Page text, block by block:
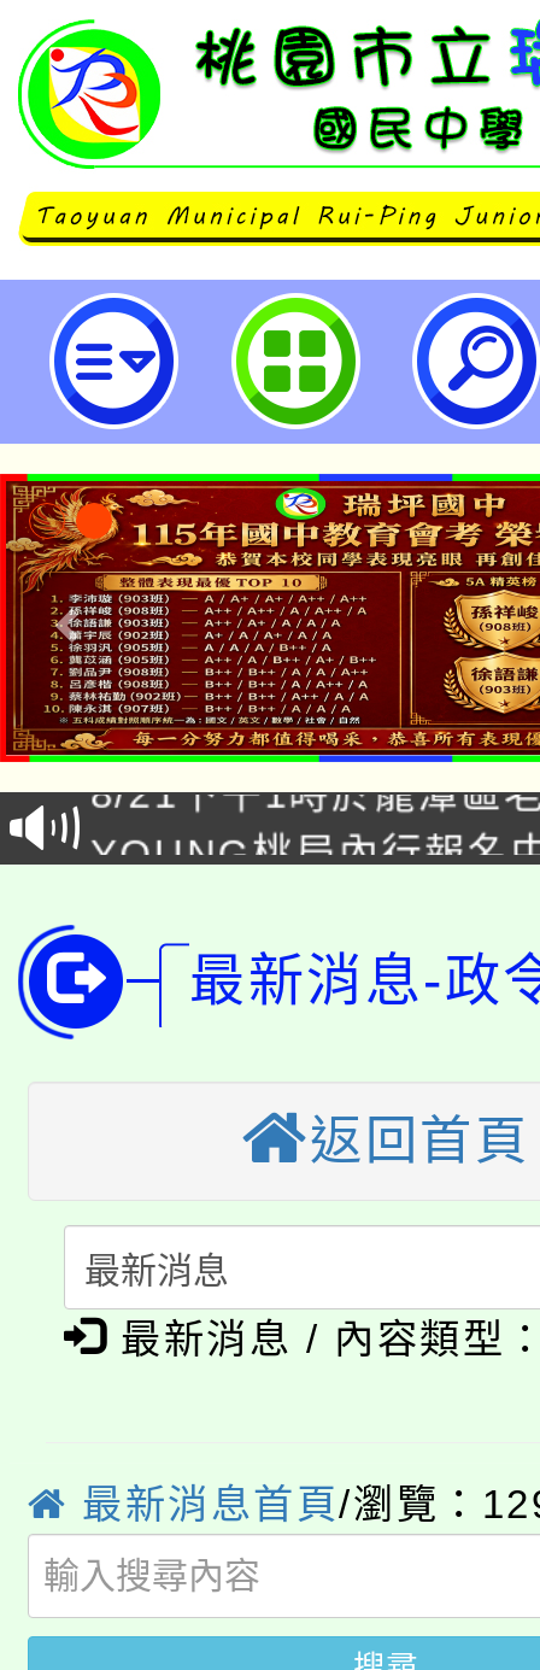
性病防治宣導-桃園市立瑞坪國民中
「本色祭」8/29、30在
場熱烈登場!
8/21下午1時於龍潭區
徵才活動。
YOUNG桃局內行報名
開!
115年桃園市運動會8/
田徑場及游泳池舉行。
桃園市低收入戶享有免
視費優惠，中低收入戶
半價優惠，詳情可洽有
者。
大園自造教育及科技中
份教師增能研習
大溪自造教育及科技
份教師研習
淨零綠生活教案入校路
會
115年食農教育專業人
程
「本色祭」8/29、30在
局官網。
8月14至27日，桃園電
開!
115年桃園市運動會8/
田徑場及游泳池舉行。
桃園市低收入戶享有免
最新消息-政
返回首頁
最新消息 / 內容類型
最新消息首頁/瀏覽：